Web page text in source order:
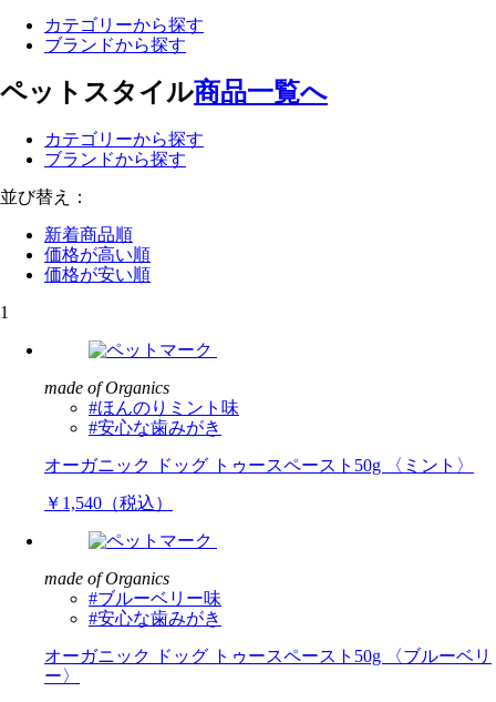
カテゴリーから探す
ブランドから探す
ペットスタイル商品一覧へ
カテゴリーから探す
ブランドから探す
並び替え：
新着商品順
価格が高い順
価格が安い順
1
made of Organics
#ほんのりミント味
#安心な歯みがき
オーガニック ドッグ トゥースペースト50g 〈ミント〉
￥1,540（税込）
made of Organics
#ブルーベリー味
#安心な歯みがき
オーガニック ドッグ トゥースペースト50g 〈ブルーベリ
ー〉